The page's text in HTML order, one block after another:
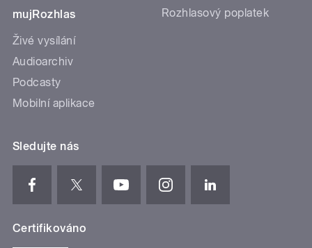
mujRozhlas
Živé vysílání
Audioarchiv
Podcasty
Mobilní aplikace
Rozhlasový poplatek
Sledujte nás
Certifikováno